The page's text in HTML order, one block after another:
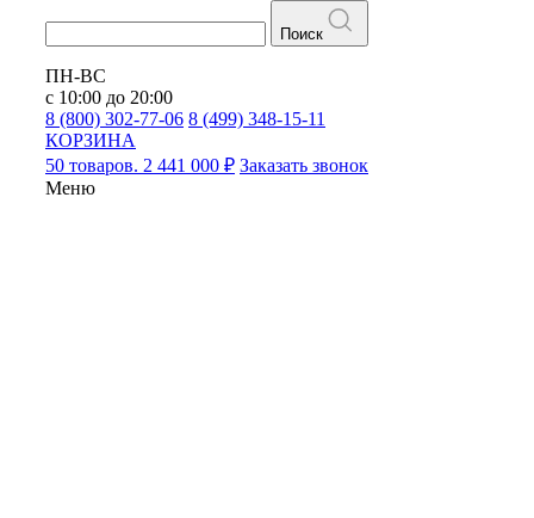
Поиск
ПН-ВС
с 10:00 до 20:00
8 (800) 302-77-06 8 (499) 348-15-11
КОРЗИНА
50 товаров. 2 441 000 ₽ Заказать звонок
Меню